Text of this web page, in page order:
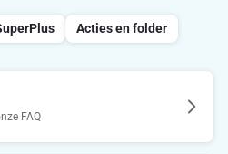
Acties en folder
FAQ